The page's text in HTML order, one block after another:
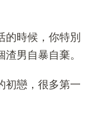
的時候，你特別
男自暴自棄。
初戀，很多第一